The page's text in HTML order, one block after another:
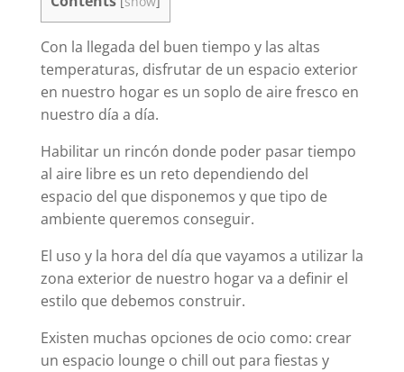
Con la llegada del buen tiempo y las altas
temperaturas, disfrutar de un espacio exterior
en nuestro hogar es un soplo de aire fresco en
nuestro día a día.
Habilitar un rincón donde poder pasar tiempo
al aire libre es un reto dependiendo del
espacio del que disponemos y que tipo de
ambiente queremos conseguir.
El uso y la hora del día que vayamos a utilizar la
zona exterior de nuestro hogar va a definir el
estilo que debemos construir.
Existen muchas opciones de ocio como: crear
un espacio lounge o chill out para fiestas y